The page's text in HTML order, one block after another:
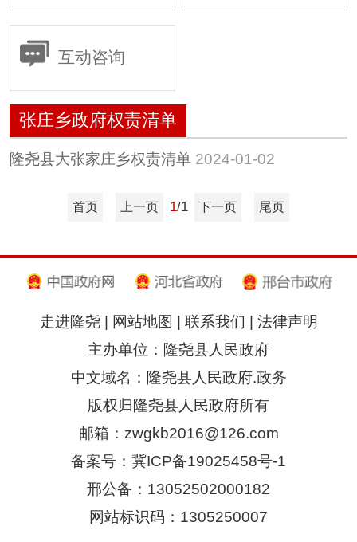
惠民惠农财政补贴专
招考招录
重大会议
其他
隆尧县稳定经济运行
政策专栏
助企纾困
社会救助
养老服务
减税降费
互动咨询
张庄乡政府权责清单
隆尧县大张家庄乡权责清单 2024-01-02
首页 上一页 1/1 下一页 尾页
走进隆尧| 网站地图 联系我们
法律声明
主办单位：隆尧县人民政府
中文域名：隆尧县人民政府.政务
版权归隆尧县人民政府所有
邮箱：zwgkb2016@126.com
备案号：冀ICP备19025458号-1
邢公备：13052502000182
网站标识码：1305250007